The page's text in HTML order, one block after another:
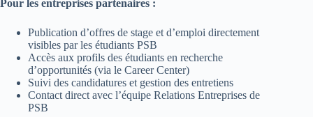
Pour les entreprises partenaires :
Publication d’offres de stage et d’emploi directement
visibles par les étudiants PSB
Accès aux profils des étudiants en recherche
d’opportunités (via le Career Center)
Suivi des candidatures et gestion des entretiens
Contact direct avec l’équipe Relations Entreprises de
PSB